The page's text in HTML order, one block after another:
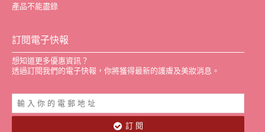
產品不能盡錄
訂閱電子快報
想知道更多優惠資訊？
透過訂閱我們的電子快報，你將獲得最新的護膚及美妝消息。
訂 閱